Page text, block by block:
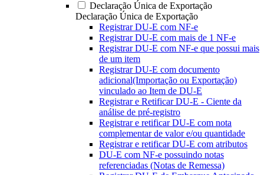
Declaração Única de Exportação
Declaração Única de Exportação
Registrar DU-E com NF-e
Registrar DU-E com mais de 1 NF-e
Registrar DU-E com NF-e que possui mais
de um item
Registrar DU-E com documento
adicional(Importação ou Exportação)
vinculado ao Item de DU-E
Registrar e Retificar DU-E - Ciente da
análise de pré-registro
Registrar e retificar DU-E com nota
complementar de valor e/ou quantidade
Registrar e retificar DU-E com atributos
DU-E com NF-e possuindo notas
referenciadas (Notas de Remessa)